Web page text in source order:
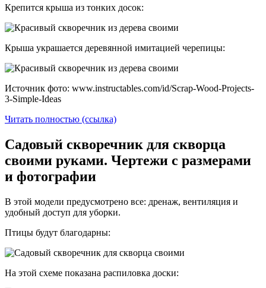
Крепится крыша из тонких досок:
Крыша украшается деревянной имитацией черепицы:
Источник фото: www.instructables.com/id/Scrap-Wood-Projects-
3-Simple-Ideas
Читать полностью (ссылка)
Садовый скворечник для скворца
своими руками. Чертежи с размерами
и фотографии
В этой модели предусмотрено все: дренаж, вентиляция и
удобный доступ для уборки.
Птицы будут благодарны:
На этой схеме показана распиловка доски: